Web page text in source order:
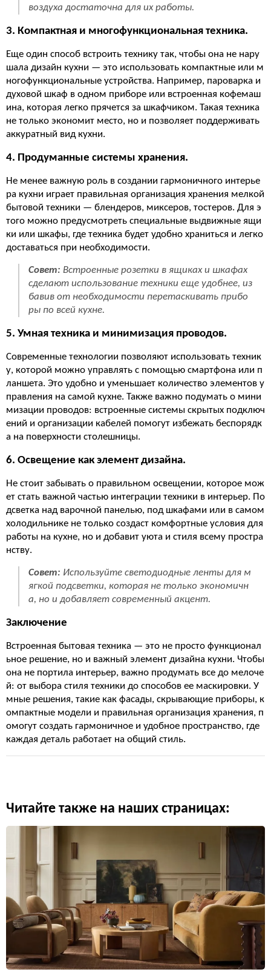
воздуха достаточна для их работы.
3. Компактная и многофункциональная техника.
Еще один способ встроить технику так, чтобы она не нару
шала дизайн кухни — это использовать компактные или м
ногофункциональные устройства. Например, пароварка и
духовой шкаф в одном приборе или встроенная кофемаш
ина, которая легко прячется за шкафчиком. Такая техника
не только экономит место, но и позволяет поддерживать
аккуратный вид кухни.
4. Продуманные системы хранения.
Не менее важную роль в создании гармоничного интерье
ра кухни играет правильная организация хранения мелкой
бытовой техники — блендеров, миксеров, тостеров. Для э
того можно предусмотреть специальные выдвижные ящи
ки или шкафы, где техника будет удобно храниться и легко
доставаться при необходимости.
Совет: Встроенные розетки в ящиках и шкафах
сделают использование техники еще удобнее, из
бавив от необходимости перетаскивать прибо
ры по всей кухне.
5. Умная техника и минимизация проводов.
Современные технологии позволяют использовать техник
у, которой можно управлять с помощью смартфона или п
ланшета. Это удобно и уменьшает количество элементов у
правления на самой кухне. Также важно подумать о мини
мизации проводов: встроенные системы скрытых подключ
ений и организации кабелей помогут избежать беспорядк
а на поверхности столешницы.
6. Освещение как элемент дизайна.
Не стоит забывать о правильном освещении, которое мож
ет стать важной частью интеграции техники в интерьер. По
дсветка над варочной панелью, под шкафами или в самом
холодильнике не только создаст комфортные условия для
работы на кухне, но и добавит уюта и стиля всему простра
нству.
Совет: Используйте светодиодные ленты для м
ягкой подсветки, которая не только экономичн
а, но и добавляет современный акцент.
Заключение
Встроенная бытовая техника — это не просто функционал
ьное решение, но и важный элемент дизайна кухни. Чтобы
она не портила интерьер, важно продумать все до мелоче
й: от выбора стиля техники до способов ее маскировки. У
мные решения, такие как фасады, скрывающие приборы, к
омпактные модели и правильная организация хранения, п
омогут создать гармоничное и удобное пространство, где
каждая деталь работает на общий стиль.
Читайте также на наших страницах: